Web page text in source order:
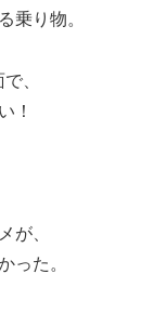
乗り物。
、
！
が、
った。